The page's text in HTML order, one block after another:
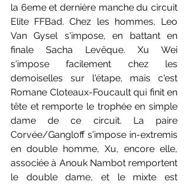
la 6eme et dernière manche du circuit
Elite FFBad. Chez les hommes, Leo
Van Gysel s'impose, en battant en
finale Sacha Levêque. Xu Wei
s'impose facilement chez les
demoiselles sur l'étape, mais c'est
Romane Cloteaux-Foucault qui finit en
tête et remporte le trophée en simple
dame de ce circuit. La paire
Corvée/Gangloff s'impose in-extremis
en double homme, Xu, encore elle,
associée à Anouk Nambot remportent
le double dame, et le mixte est